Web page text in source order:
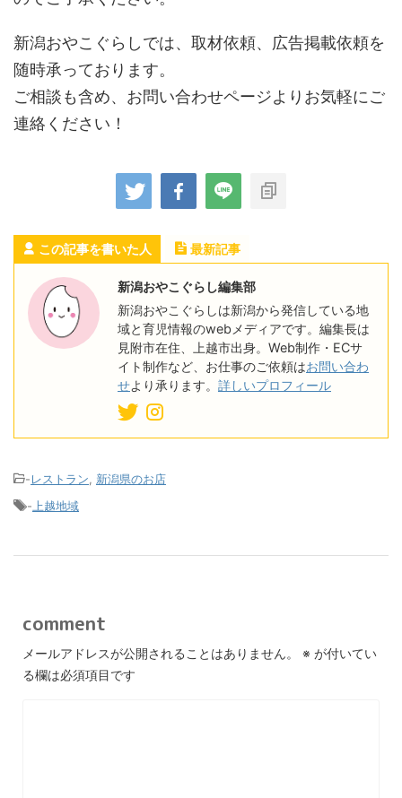
新潟おやこぐらしでは、取材依頼、広告掲載依頼を
随時承っております。
ご相談も含め、お問い合わせページよりお気軽にご
連絡ください！
この記事を書いた人 最新記事
新潟おやこぐらし編集部
新潟おやこぐらしは新潟から発信している地
域と育児情報のwebメディアです。編集長は
見附市在住、上越市出身。Web制作・ECサ
イト制作など、お仕事のご依頼はお問い合わ
せより承ります。 詳しいプロフィール
-レストラン, 新潟県のお店
-上越地域
comment
メールアドレスが公開されることはありません。 ※ が付いてい
る欄は必須項目です